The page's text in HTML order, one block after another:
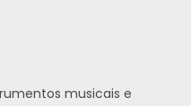
musicais e